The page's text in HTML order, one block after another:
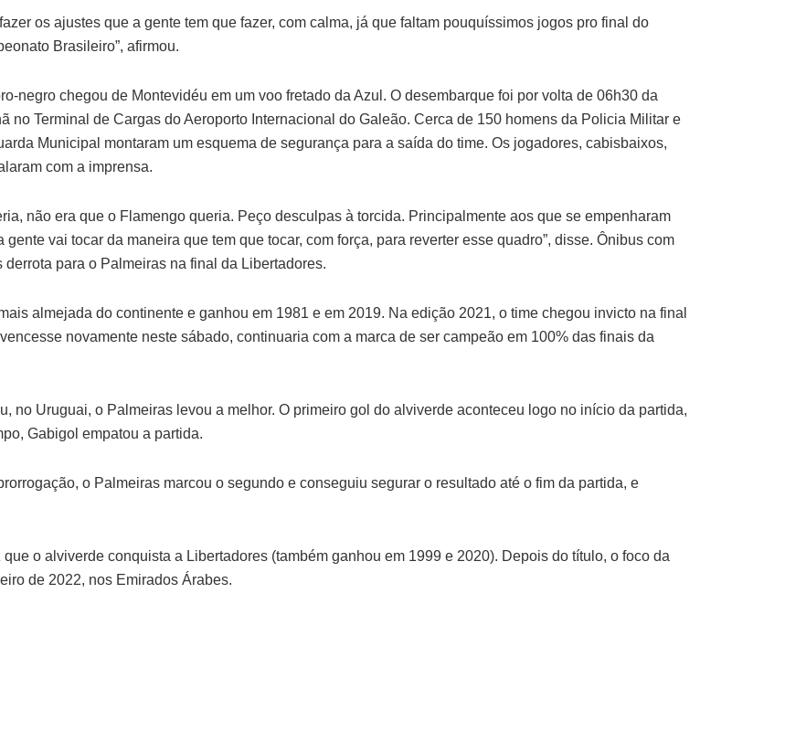
os ajustes que a gente tem que fazer, com calma, já que faltam pouquíssimos jogos pro final do
Brasileiro”, afirmou.
negro chegou de Montevidéu em um voo fretado da Azul. O desembarque foi por volta de 06h30 da
no Terminal de Cargas do Aeroporto Internacional do Galeão. Cerca de 150 homens da Policia Militar e
Municipal montaram um esquema de segurança para a saída do time. Os jogadores, cabisbaixos,
com a imprensa.
não era que o Flamengo queria. Peço desculpas à torcida. Principalmente aos que se empenharam
vai tocar da maneira que tem que tocar, com força, para reverter esse quadro”, disse. Ônibus com
para o Palmeiras na final da Libertadores.
almejada do continente e ganhou em 1981 e em 2019. Na edição 2021, o time chegou invicto na final
novamente neste sábado, continuaria com a marca de ser campeão em 100% das finais da
no Uruguai, o Palmeiras levou a melhor. O primeiro gol do alviverde aconteceu logo no início da partida,
Gabigol empatou a partida.
o Palmeiras marcou o segundo e conseguiu segurar o resultado até o fim da partida, e
o alviverde conquista a Libertadores (também ganhou em 1999 e 2020). Depois do título, o foco da
de 2022, nos Emirados Árabes.